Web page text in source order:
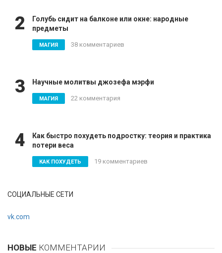
2
Голубь сидит на балконе или окне: народные
предметы
МАГИЯ 38 комментариев
3 Научные молитвы джозефа мэрфи
МАГИЯ 22 комментария
4
Как быстро похудеть подростку: теория и практика
потери веса
КАК ПОХУДЕТЬ 19 комментариев
СОЦИАЛЬНЫЕ СЕТИ
vk.com
НОВЫЕ КОММЕНТАРИИ